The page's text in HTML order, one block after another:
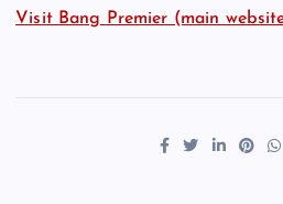
Visit Bang Premier (main